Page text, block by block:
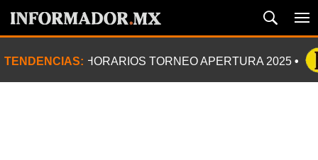
TENDENCIAS: HORARIOS TORNEO APERTURA 2025